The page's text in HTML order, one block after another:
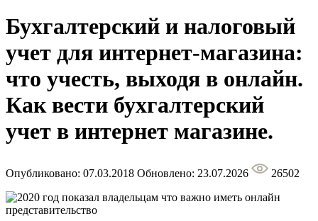
Бухгалтерский и налоговый
учет для интернет-магазина:
что учесть, выходя в онлайн.
Как вести бухгалтерский
учет в интернет магазине.
Опубликовано: 07.03.2018 Обновлено: 23.07.2026 26502